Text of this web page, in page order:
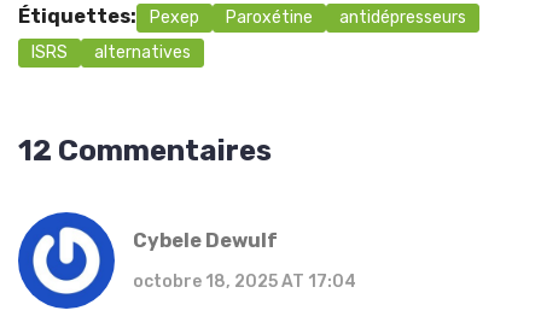
Étiquettes: Pexep Paroxétine
antidépresseurs
ISRS
alternatives
12 Commentaires
Cybele Dewulf
octobre 18, 2025 AT 17:04